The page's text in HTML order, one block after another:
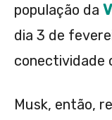
população da
dia 3 de
conectividade
Musk, então,